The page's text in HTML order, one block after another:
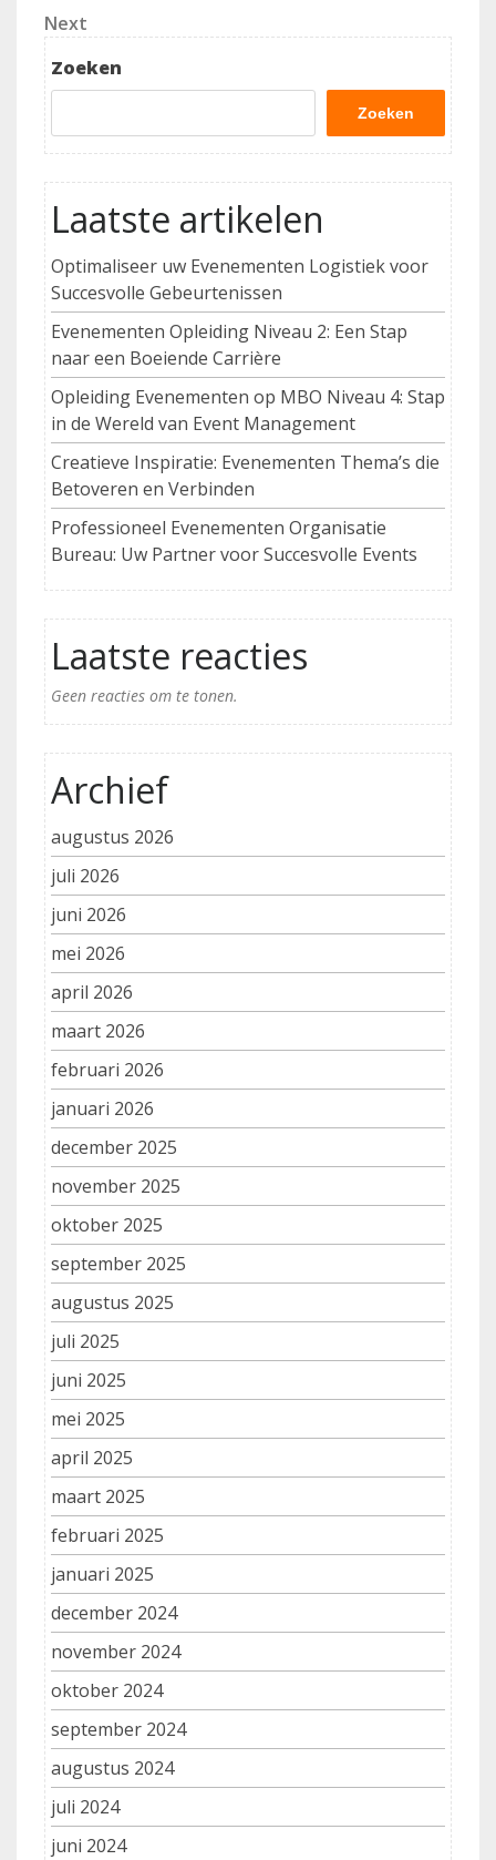
Next
Post
Next
Zoeken
Zoeken
Laatste artikelen
Optimaliseer uw Evenementen Logistiek voor
Succesvolle Gebeurtenissen
Evenementen Opleiding Niveau 2: Een Stap
naar een Boeiende Carrière
Opleiding Evenementen op MBO Niveau 4: Stap
in de Wereld van Event Management
Creatieve Inspiratie: Evenementen Thema’s die
Betoveren en Verbinden
Professioneel Evenementen Organisatie
Bureau: Uw Partner voor Succesvolle Events
Laatste reacties
Geen reacties om te tonen.
Archief
augustus 2026
juli 2026
juni 2026
mei 2026
april 2026
maart 2026
februari 2026
januari 2026
december 2025
november 2025
oktober 2025
september 2025
augustus 2025
juli 2025
juni 2025
mei 2025
april 2025
maart 2025
februari 2025
januari 2025
december 2024
november 2024
oktober 2024
september 2024
augustus 2024
juli 2024
juni 2024